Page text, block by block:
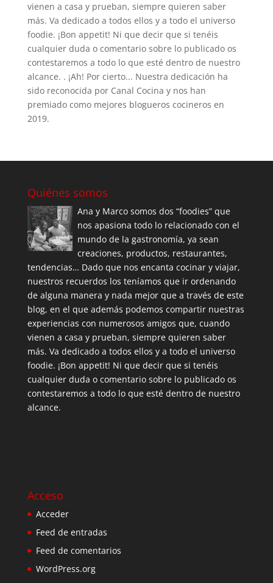
vienen a casa y prueban, siempre quieren saber
más. Va dedicado a todos ellos y a todo el universo
foodie. ¡Bon appetit! Ni que decir que si tenéis
cualquier duda o comentario sobre lo publicado os
contestaremos a todo lo que esté dentro de nuestro
alcance. . ¡Ah! Por cierto... Nuestra dedicación ha
sido reconocida por Canal Cocina y nos han
premiado como mejores blogueros cocineros en
2019.
Quiénes somos
Ana y Marco somos dos “foodies” que
nos apasiona todo lo relacionado con el
mundo de la gastronomía, ya sean
creaciones, productos, restaurantes,
tendencias… Dado que nos encanta cocinar y viajar,
nuestros recuerdos los teníamos que ir ordenando
de alguna manera y nada mejor que a través de este
blog, en el que además podemos compartir nuestras
experiencias con numerosos amigos que, cuando
vienen a casa y prueban, siempre quieren saber
más. Va dedicado a todos ellos y a todo el universo
foodie. ¡Bon appetit! Ni que decir que si tenéis
cualquier duda o comentario sobre lo publicado os
contestaremos a todo lo que esté dentro de nuestro
alcance.
Acceso
Acceder
Feed de entradas
Feed de comentarios
WordPress.org